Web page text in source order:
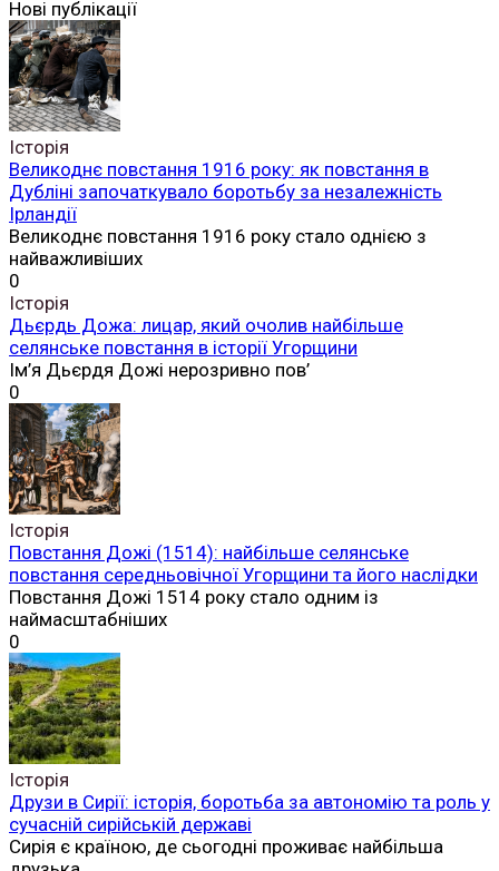
Нові публікації
Історія
Великоднє повстання 1916 року: як повстання в
Дубліні започаткувало боротьбу за незалежність
Ірландії
Великоднє повстання 1916 року стало однією з
найважливіших
0
Історія
Дьєрдь Дожа: лицар, який очолив найбільше
селянське повстання в історії Угорщини
Ім’я Дьєрдя Дожі нерозривно пов’
0
Історія
Повстання Дожі (1514): найбільше селянське
повстання середньовічної Угорщини та його наслідки
Повстання Дожі 1514 року стало одним із
наймасштабніших
0
Історія
Друзи в Сирії: історія, боротьба за автономію та роль у
сучасній сирійській державі
Сирія є країною, де сьогодні проживає найбільша